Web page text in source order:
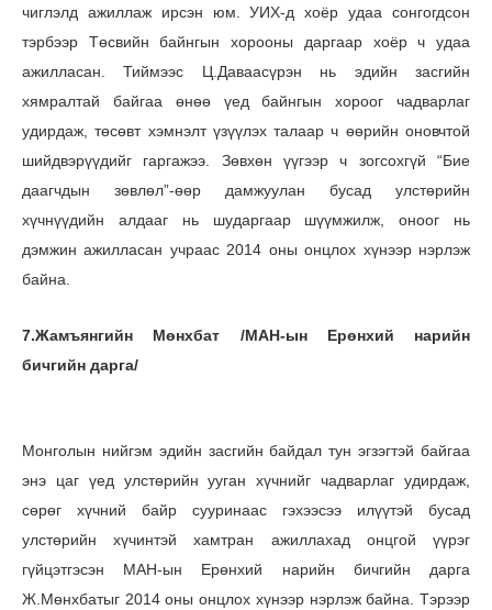
чиглэлд ажиллаж ирсэн юм. УИХ-д хоёр удаа сонгогдсон
тэрбээр Төсвийн байнгын хорооны даргаар хоёр ч удаа
ажилласан. Тиймээс Ц.Даваасүрэн нь эдийн засгийн
хямралтай байгаа өнөө үед байнгын хороог чадварлаг
удирдаж, төсөвт хэмнэлт үзүүлэх талаар ч өөрийн оновчтой
шийдвэрүүдийг гаргажээ. Зөвхөн үүгээр ч зогсохгүй “Бие
даагчдын зөвлөл”-өөр дамжуулан бусад улстөрийн
хүчнүүдийн алдааг нь шударгаар шүүмжилж, оноог нь
дэмжин ажилласан учраас 2014 оны онцлох хүнээр нэрлэж
байна.
7.Жамъянгийн Мөнхбат /МАН-ын Ерөнхий нарийн
бичгийн дарга/
Монголын нийгэм эдийн засгийн байдал тун эгзэгтэй байгаа
энэ цаг үед улстөрийн ууган хүчнийг чадварлаг удирдаж,
сөрөг хүчний байр сууринаас гэхээсээ илүүтэй бусад
улстөрийн хүчинтэй хамтран ажиллахад онцгой үүрэг
гүйцэтгэсэн МАН-ын Ерөнхий нарийн бичгийн дарга
Ж.Мөнхбатыг 2014 оны онцлох хүнээр нэрлэж байна. Тэрээр